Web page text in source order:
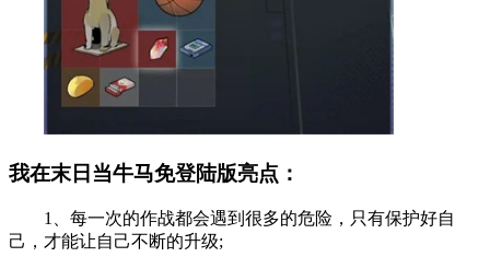
我在末日当牛马免登陆版亮点：
1、每一次的作战都会遇到很多的危险，只有保护好自
己，才能让自己不断的升级;